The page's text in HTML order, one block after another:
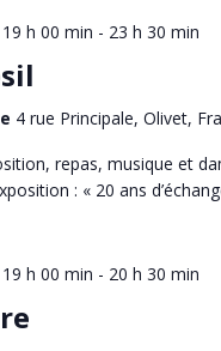
h 00 min - 23 h 30 min
4 rue Principale, Olivet,
repas, musique et
: « 20 ans
h 00 min - 20 h 30 min